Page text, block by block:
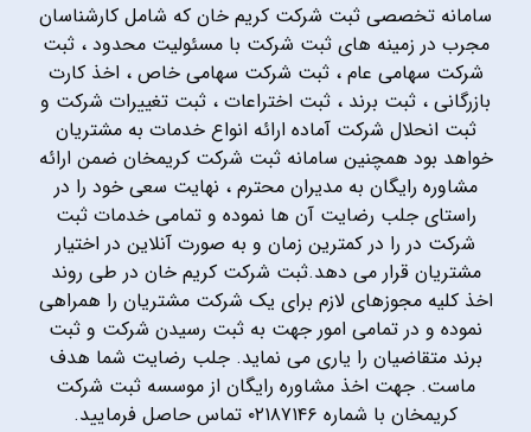
سامانه تخصصی ثبت شرکت کریم خان که شامل کارشناسان
مجرب در زمینه های ثبت شرکت با مسئولیت محدود ، ثبت
شرکت سهامی عام ، ثبت شرکت سهامی خاص ، اخذ کارت
بازرگانی ، ثبت برند ، ثبت اختراعات ، ثبت تغییرات شرکت و
ثبت انحلال شرکت آماده ارائه انواع خدمات به مشتریان
خواهد بود همچنین سامانه ثبت شرکت کریمخان ضمن ارائه
مشاوره رایگان به مدیران محترم ، نهایت سعی خود را در
راستای جلب رضایت آن ها نموده و تمامی خدمات ثبت
شرکت در را در کمترین زمان و به صورت آنلاین در اختیار
مشتریان قرار می دهد.ثبت شرکت کریم خان در طی روند
اخذ کلیه مجوزهای لازم برای یک شرکت مشتریان را همراهی
نموده و در تمامی امور جهت به ثبت رسیدن شرکت و ثبت
برند متقاضیان را یاری می نماید. جلب رضایت شما هدف
ماست. جهت اخذ مشاوره رایگان از موسسه ثبت شرکت
کریمخان با شماره ۰۲۱۸۷۱۴۶ تماس حاصل فرمایید.